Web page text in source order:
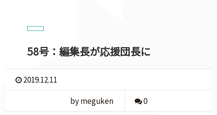
58号：編集長が応援団長に
2019.12.11
by meguken
0